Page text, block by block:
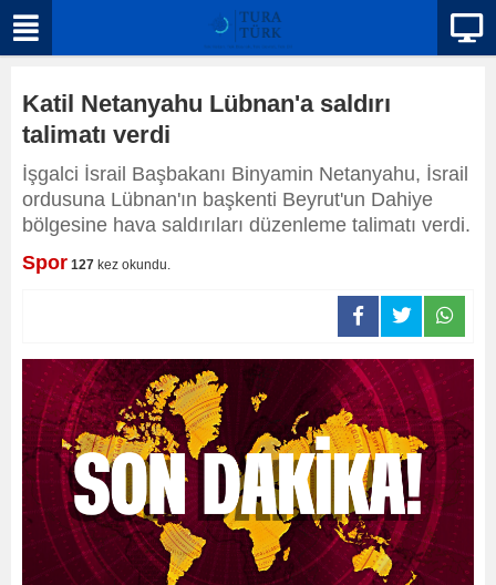
Katil Netanyahu Lübnan'a saldırı
talimatı verdi
İşgalci İsrail Başbakanı Binyamin Netanyahu, İsrail
ordusuna Lübnan'ın başkenti Beyrut'un Dahiye
bölgesine hava saldırıları düzenleme talimatı verdi.
Spor 127 kez okundu.